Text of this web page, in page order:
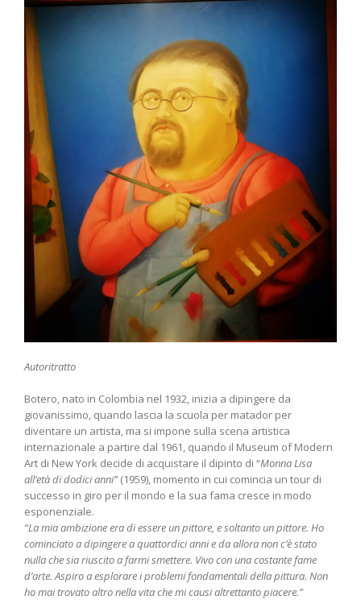
Autoritratto
Botero, nato in Colombia nel 1932, inizia a dipingere da
giovanissimo, quando lascia la scuola per matador per
diventare un artista, ma si impone sulla scena artistica
internazionale a partire dal 1961, quando il Museum of Modern
Art di New York decide di acquistare il dipinto di “Monna Lisa
all’età di dodici anni”(1959), momento in cui comincia un tour di
successo in giro per il mondo e la sua fama cresce in modo
esponenziale.
“La mia ambizione era di essere un pittore, e soltanto un pittore. Ho
cominciato a dipingere a quattordici anni e da allora non c’è stato
nulla che sia riuscito a farmi smettere. Vivo con una costante fame
d’arte. Aspiro a esplorare i problemi fondamentali della pittura. Non
ho mai trovato altro nella vita che mi causi altrettanto piacere.”